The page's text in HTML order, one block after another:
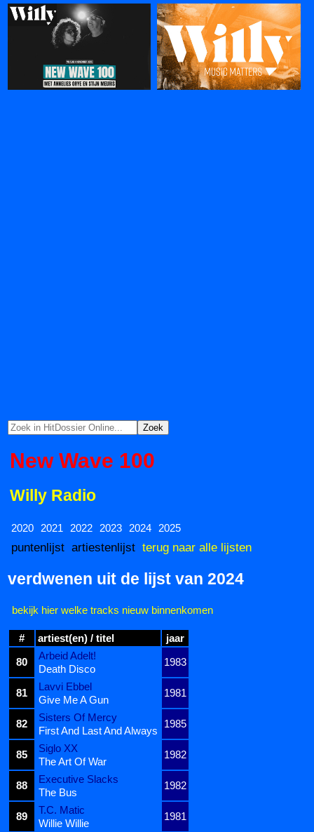
New Wave 100
Willy Radio
2020 2021 2022 2023 2024 2025
puntenlijst artiestenlijst terug naar alle lijsten
verdwenen uit de lijst van 2024
bekijk hier welke tracks nieuw binnenkomen
# artiest(en) / titel
jaar
80
Arbeid Adelt!
1983
Death Disco
81
Lavvi Ebbel
1981
Give Me A Gun
82
Sisters Of Mercy
1985
First And Last And Always
85
Siglo XX
1982
The Art Of War
88
Executive Slacks
1982
The Bus
89
T.C. Matic
1981
Willie Willie